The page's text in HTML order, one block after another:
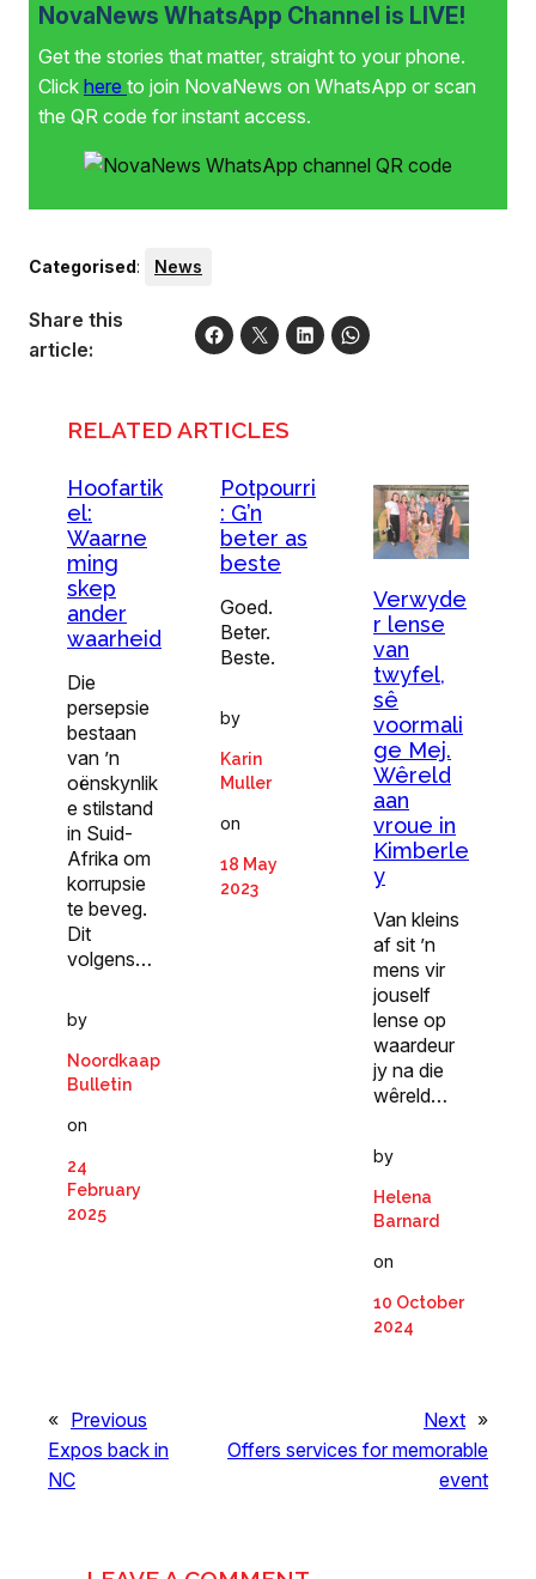
NovaNews WhatsApp Channel is LIVE!
Get the stories that matter, straight to your phone.
Click here to join NovaNews on WhatsApp or scan
the QR code for instant access.
Categorised: News
Share this
article:
RELATED ARTICLES
Hoofartik
el:
Waarne
ming
skep
ander
waarheid
Die
persepsie
bestaan
van ’n
oënskynlik
e stilstand
in Suid-
Afrika om
korrupsie
te beveg.
Dit
volgens…
by
Noordkaap
Bulletin
on
24
February
2025
Potpourri
: G’n
beter as
beste
Goed.
Beter.
Beste.
by
Karin
Muller
on
18 May
2023
Verwyde
r lense
van
twyfel,
sê
voormali
ge Mej.
Wêreld
aan
vroue in
Kimberle
y
Van kleins
af sit ’n
mens vir
jouself
lense op
waardeur
jy na die
wêreld…
by
Helena
Barnard
on
10 October
2024
« Previous
Expos back in
NC
Next »
Offers services for memorable
event